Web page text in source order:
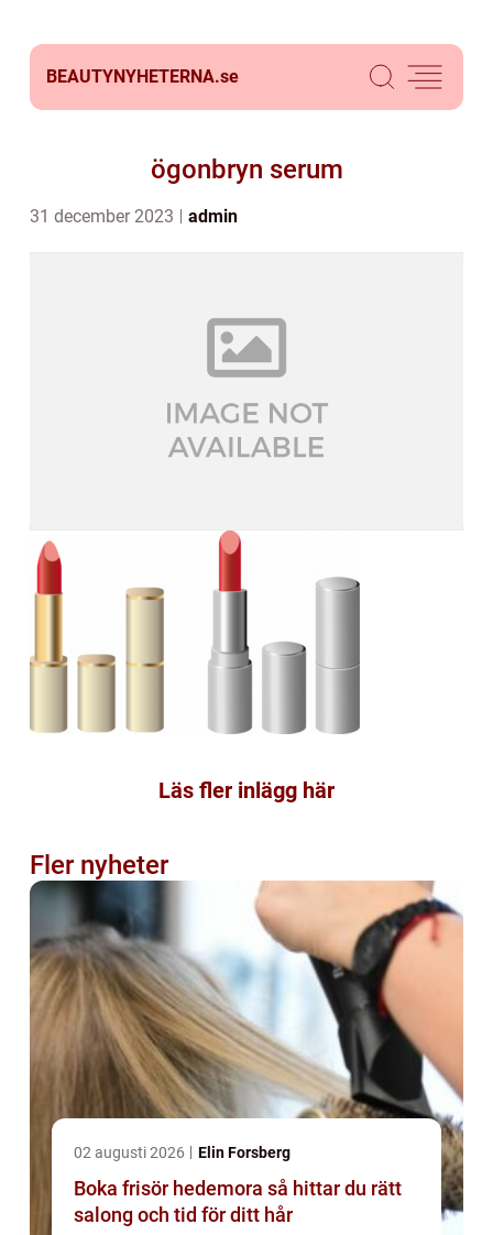
BEAUTYNYHETERNA.se
ögonbryn serum
31 december 2023 admin
Läs fler inlägg här
Fler nyheter
02 augusti 2026 Elin Forsberg
Boka frisör hedemora så hittar du rätt
salong och tid för ditt hår